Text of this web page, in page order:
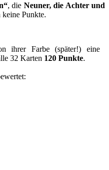
, die Neuner, die Achter und
Punkte.
ihrer Farbe (später!) eine
32 Karten 120 Punkte.